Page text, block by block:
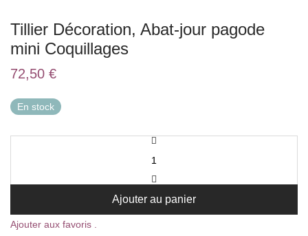
Tillier Décoration, Abat-jour pagode
mini Coquillages
72,50 €
En stock
Ajouter au panier
Ajouter aux favoris .